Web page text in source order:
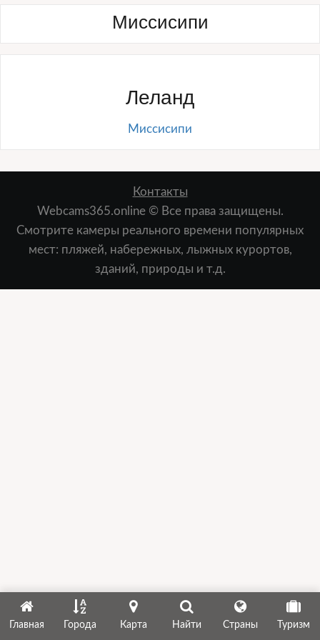
Миссисипи
Леланд
Миссисипи
Контакты
Webcams365.online © Все права защищены.
Смотрите камеры реального времени популярных
мест: пляжей, набережных, лыжных курортов,
зданий, природы и т.д.
Главная Города Карта Найти Страны Туризм